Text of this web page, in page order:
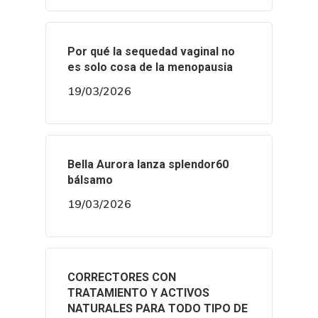
Por qué la sequedad vaginal no
es solo cosa de la menopausia
19/03/2026
Bella Aurora lanza splendor60
bálsamo
19/03/2026
CORRECTORES CON
TRATAMIENTO Y ACTIVOS
NATURALES PARA TODO TIPO DE